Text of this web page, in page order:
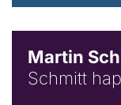
Martin
Schmitt